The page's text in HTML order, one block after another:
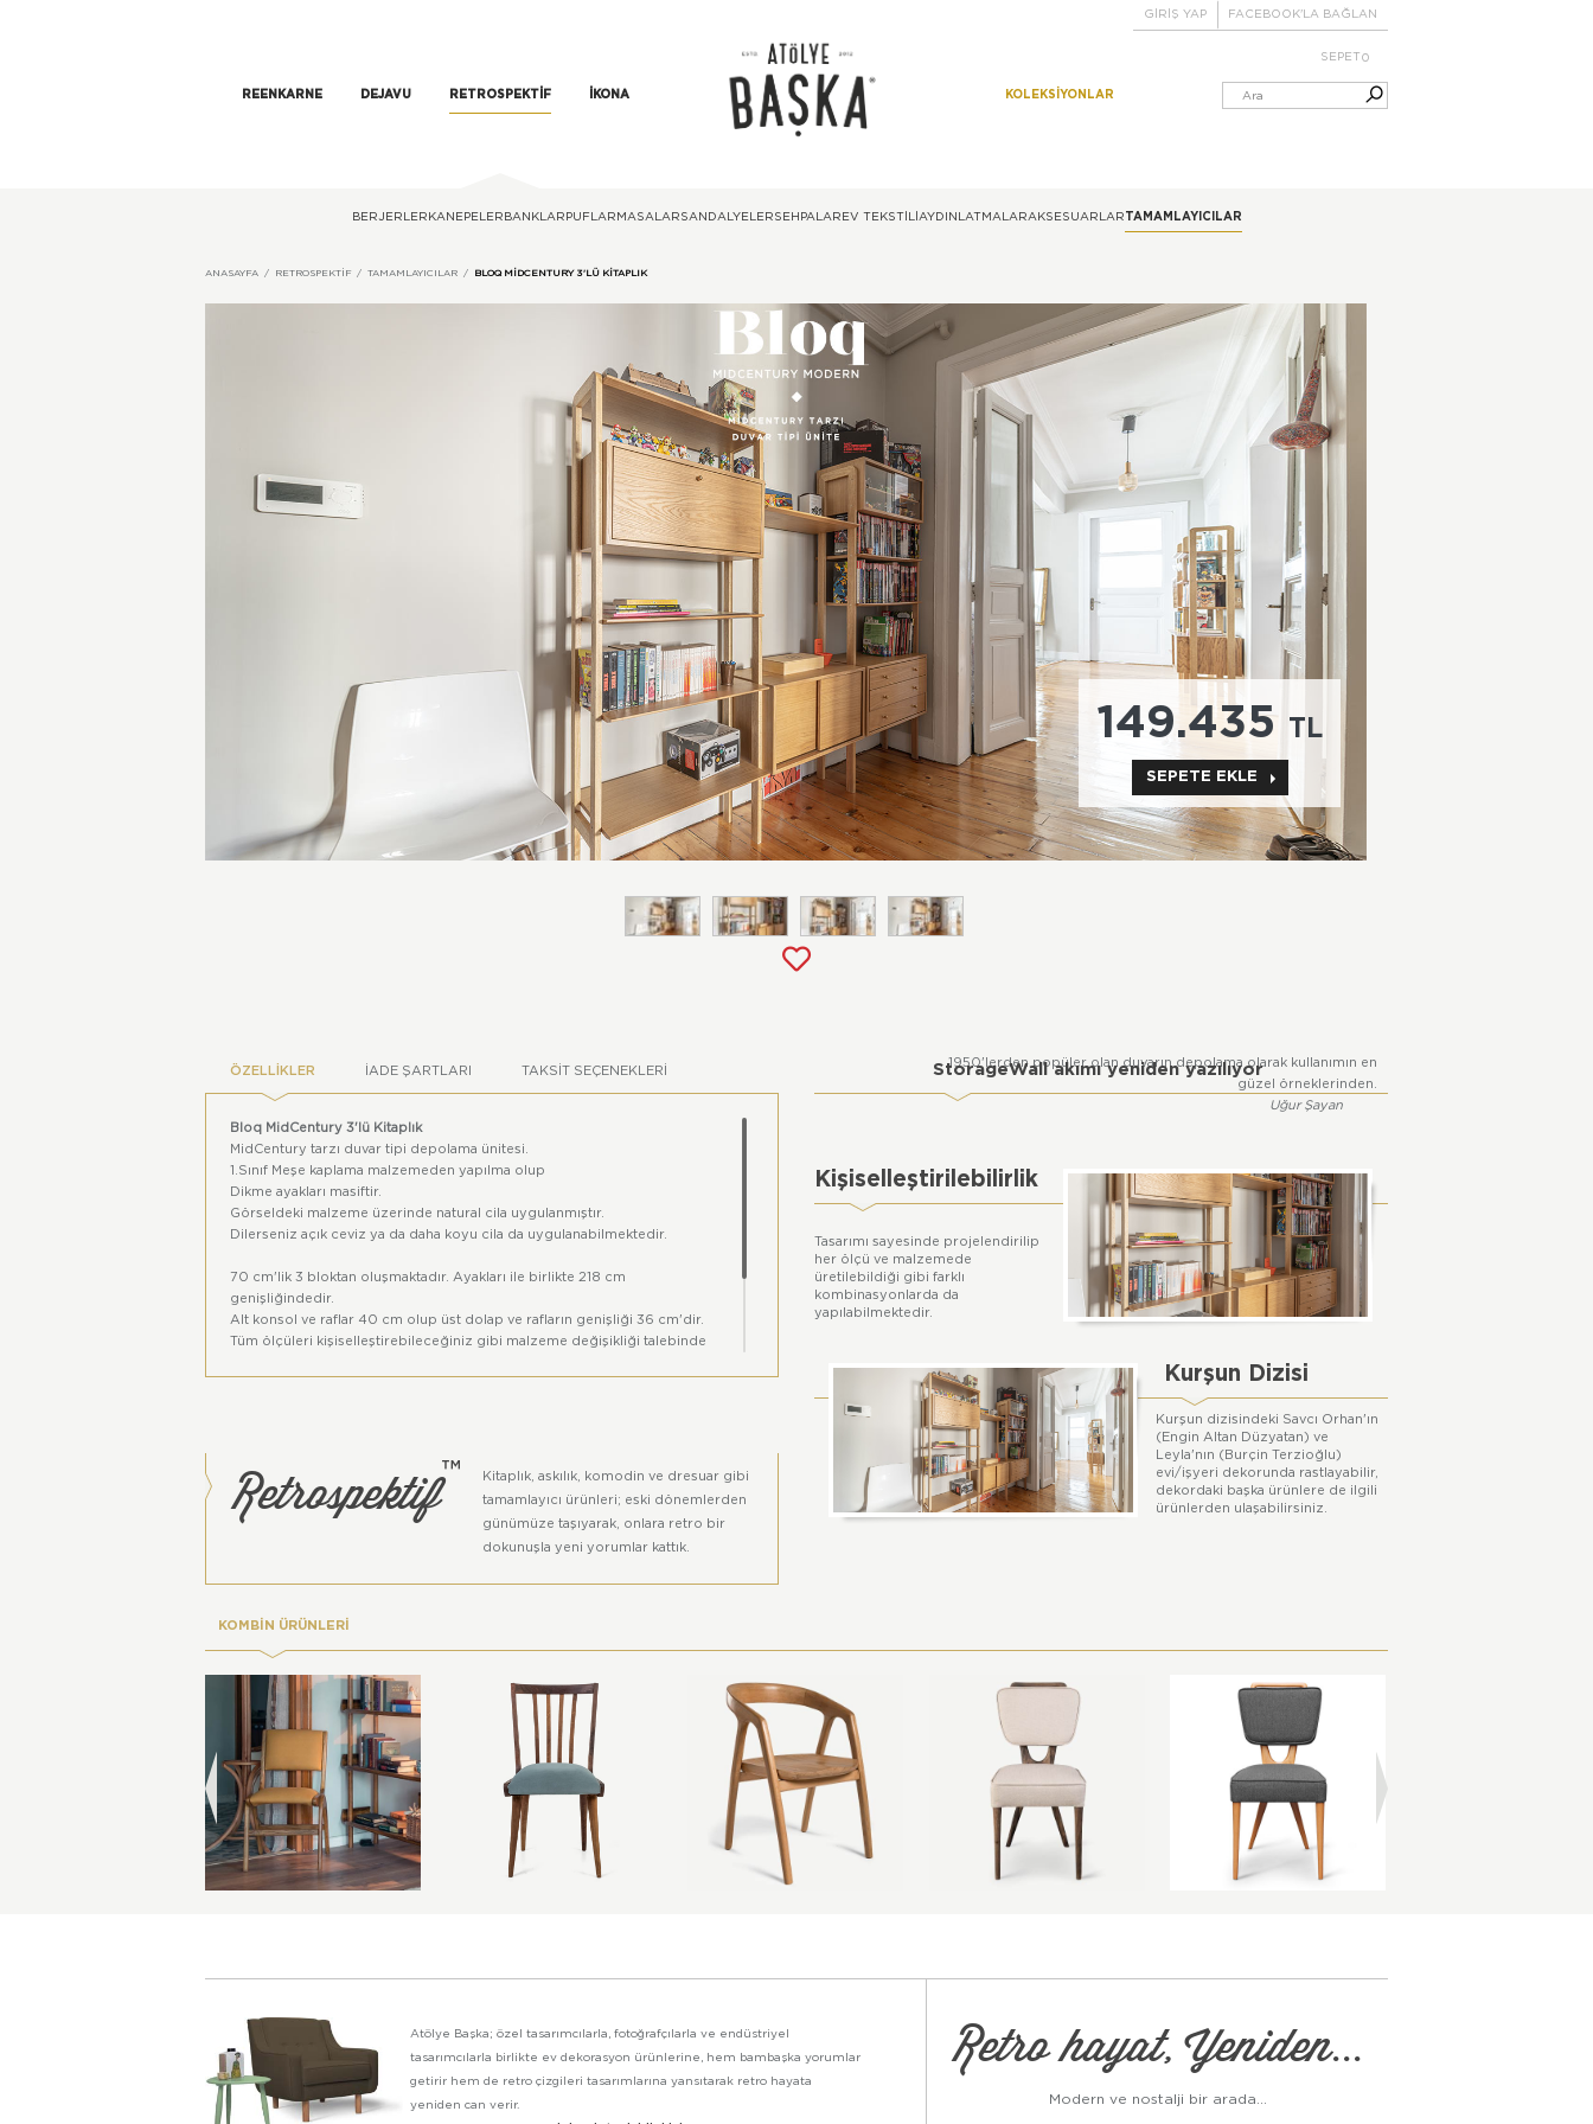
REENKARNE DEJAVU RETROSPEKTIF İKONA KOLEKSIYONLAR
GİRİŞ YAP FACEBOOK'LA BAĞLAN
SEPET 0
BERJERLER KANEPELER BANKLAR PUFLAR MASALAR SANDALYELER SEHPALAR EV TEKSTILI AYDINLATMALARAKSESUARLAR TAMAMLAYICILAR
ANASAYFA RETROSPEKTIF TAMAMLAYICILAR BLOQ MIDCENTURY 3'LÜ KITAPLIK
149.435 TL
SEPETE EKLE
ÖZELLIKLER İADE ŞARTLARI TAKSIT SEÇENEKLERI
Bloq MidCentury 3'lü Kitaplık
MidCentury tarzı duvar tipi depolama ünitesi.
1.Sınıf Meşe kaplama malzemeden yapılma olup
Dikme ayakları masiftir.
Görseldeki malzeme üzerinde natural cila uygulanmıştır.
Dilerseniz açık ceviz ya da daha koyu cila da uygulanabilmektedir.
70 cm'lik 3 bloktan oluşmaktadır. Ayakları ile birlikte 218 cm
genişliğindedir.
Alt konsol ve raflar 40 cm olup üst dolap ve rafların genişliği 36 cm'dir.
Tüm ölçüleri kişiselleştirebileceğiniz gibi malzeme değişikliği talebinde
Retrospektif™
Kitaplık, askılık, komodin ve dresuar gibi
tamamlayıcı ürünleri; eski dönemlerden
günümüze taşıyarak, onlara retro bir
dokunuşla yeni yorumlar kattık.
StorageWall akımı yeniden yazılıyor
1950'lerden popüler olan duvarın depolama olarak kullanımın en
güzel örneklerinden.
Uğur Şayan
Kişiselleştirilebilirlik
Tasarımı sayesinde projelendirilip
her ölçü ve malzemede
üretilebildiği gibi farklı
kombinasyonlarda da
yapılabilmektedir.
Kurşun Dizisi
Kurşun dizisindeki Savcı Orhan'ın
(Engin Altan Düzyatan) ve
Leyla'nın (Burçin Terzioğlu)
evi/işyeri dekorunda rastlayabilir,
dekordaki başka ürünlere de ilgili
ürünlerden ulaşabilirsiniz.
KOMBİN ÜRÜNLERİ
Atölye Başka; özel tasarımcılarla, fotoğrafçılarla ve endüstriyel
tasarımcılarla birlikte ev dekorasyon ürünlerine, hem bambaşka yorumlar
getirir hem de retro çizgileri tasarımlarına yansıtarak retro hayata
yeniden can verir.
Retro hayat, Yeniden...
Modern ve nostalji bir arada...